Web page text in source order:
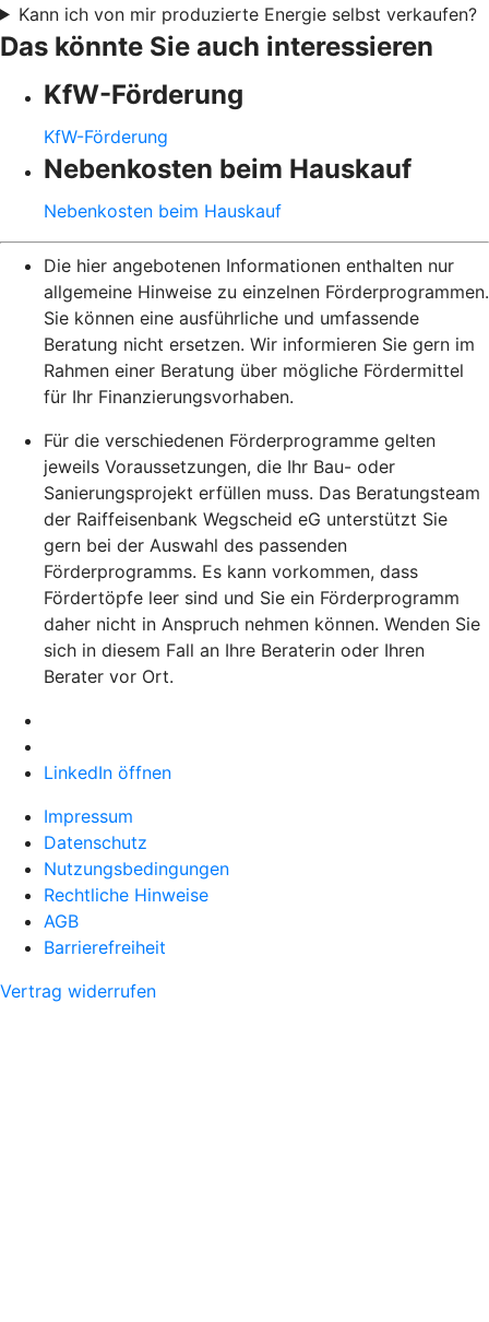
Kann ich von mir produzierte Energie selbst verkaufen?
Das könnte Sie auch interessieren
KfW-Förderung
KfW-Förderung
Nebenkosten beim Hauskauf
Nebenkosten beim Hauskauf
Die hier angebotenen Informationen enthalten nur
allgemeine Hinweise zu einzelnen Förderprogrammen.
Sie können eine ausführliche und umfassende
Beratung nicht ersetzen. Wir informieren Sie gern im
Rahmen einer Beratung über mögliche Fördermittel
für Ihr Finanzierungsvorhaben.
Für die verschiedenen Förderprogramme gelten
jeweils Voraussetzungen, die Ihr Bau- oder
Sanierungsprojekt erfüllen muss. Das Beratungsteam
der Raiffeisenbank Wegscheid eG unterstützt Sie
gern bei der Auswahl des passenden
Förderprogramms. Es kann vorkommen, dass
Fördertöpfe leer sind und Sie ein Förderprogramm
daher nicht in Anspruch nehmen können. Wenden Sie
sich in diesem Fall an Ihre Beraterin oder Ihren
Berater vor Ort.
LinkedIn öffnen
Impressum
Datenschutz
Nutzungsbedingungen
Rechtliche Hinweise
AGB
Barrierefreiheit
Vertrag widerrufen